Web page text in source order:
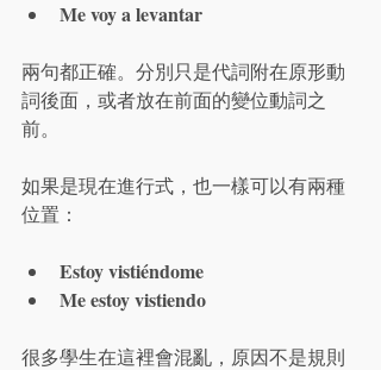
Me voy a levantar
兩句都正確。分別只是代詞附在原形動
詞後面，或者放在前面的變位動詞之
前。
如果是現在進行式，也一樣可以有兩種
位置：
Estoy vistiéndome
Me estoy vistiendo
很多學生在這裡會混亂，原因不是規則